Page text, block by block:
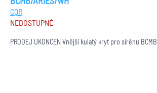
CQR
NEDOSTUPNÉ
PRODEJ UKONČEN Vnější kulatý kryt pro sirénu BCMB